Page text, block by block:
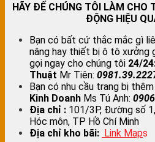
HÃY ĐỂ CHÚNG TÔI LÀM CHO
ĐỘNG HIỆU
Bạn có bất cứ thắc mắc gì
nâng hay thiết bị ô tô xưởng
gọi ngay cho chúng tôi 24/
Thuật Mr Tiên:
Bạn có nhu cầu trang bị
Kinh Doanh Ms Tú Anh:
Địa chỉ : 101/3P, Đường số
Hóc môn, TP Hồ Chí Minh
Địa chỉ kho bãi: Link Maps